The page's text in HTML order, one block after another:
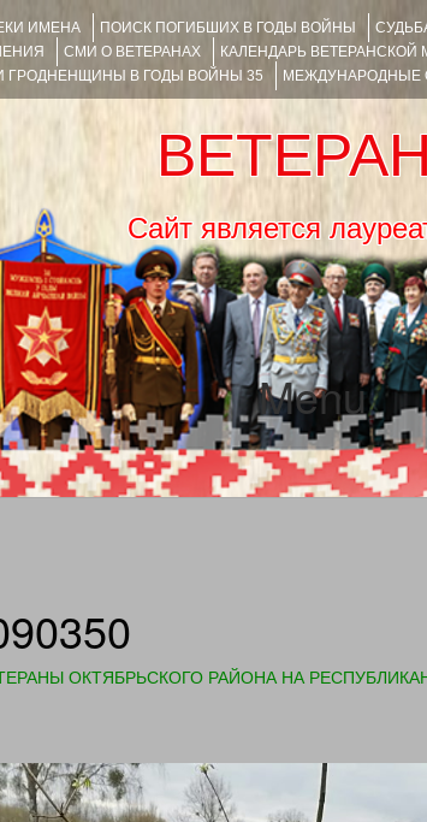
ИМЕНА ПОИСК ПОГИБШИХ В ГОДЫ ВОЙНЫ
СМИ О ВЕТЕРАНАХ КАЛЕНДАРЬ ВЕТЕРАНСКОЙ
В ГОДЫ ВОЙНЫ 35 МЕЖДУНАРОДНЫЕ
Сайт является
Menu
SKIP TO CONTENT
ОКТЯБРЬСКОГО РАЙОНА НА